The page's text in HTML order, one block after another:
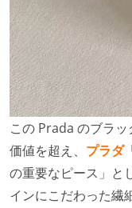
この Prada のブラ
価値を超え、 プラダ
の重要なピース」と
インにこだわった繊